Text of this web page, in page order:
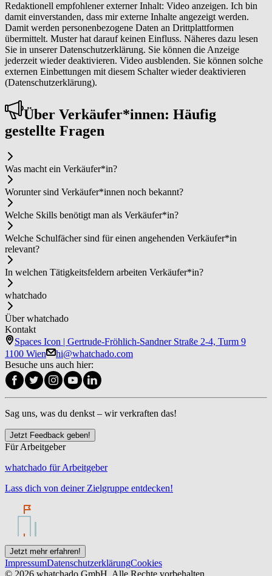
Redaktionell empfohlener externer Inhalt: Video anzeigen. Ich bin
damit einverstanden, dass mir externe Inhalte angezeigt werden.
Damit werden personenbezogene Daten an Drittplattformen
übermittelt. Muster hat darauf keinen Einfluss. Näheres dazu lesen
Sie in unserer Datenschutzerklärung. Sie können die Anzeige
jederzeit wieder deaktivieren. Video ausblenden. Sie können solche
externen Einbettungen mit diesem Schalter wieder deaktivieren
(Datenschutzerklärung).
Über Ver­käu­fer*in­nen: Häufig
gestellte Fragen
Was macht ein Ver­käu­fer*in?
Worunter sind Ver­käu­fer*in­nen noch bekannt?
Welche Skills benötigt man als Ver­käu­fer*in?
Welche Schulfächer sind für einen angehenden Ver­käu­fer*in
relevant?
In welchen Tätigkeitsfeldern arbeiten Ver­käu­fer*in?
whatchado
Über whatchado
Kontakt
Spaces Icon | Gertrude-Fröhlich-Sandner Straße 2-4, Turm 9
1100 Wien
hi@whatchado.com
Besuche uns auch hier:
Sag uns, was du denkst – wir verkraften das!
Jetzt Feedback geben!
Für Arbeitgeber
whatchado für Arbeitgeber
Lass dich von deiner Zielgruppe entdecken!
Jetzt mehr erfahren!
ImpressumDatenschutzerklärungCookies
© 2026 whatchado GmbH. Alle Rechte vorbehalten.